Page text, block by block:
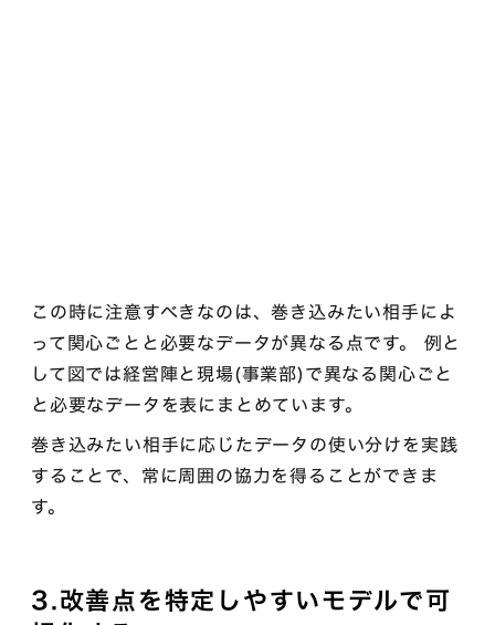
この時に注意すべきなのは、巻き込みたい相手によ
って関心ごとと必要なデータが異なる点です。 例と
して図では経営陣と現場(事業部)で異なる関心ごと
と必要なデータを表にまとめています。
巻き込みたい相手に応じたデータの使い分けを実践
することで、常に周囲の協力を得ることができま
す。
3.改善点を特定しやすいモデルで可